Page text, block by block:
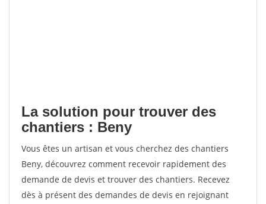
La solution pour trouver des
chantiers : Beny
Vous êtes un artisan et vous cherchez des chantiers
Beny, découvrez comment recevoir rapidement des
demande de devis et trouver des chantiers. Recevez
dès à présent des demandes de devis en rejoignant